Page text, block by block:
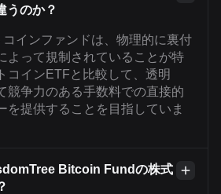
うのか？
インファンドは、物理的に裏付
よって規制されていることが特
コインETFと比較して、透明
競争力のある手数料での直接的
を提供することを目指していま
Bitcoin Fundの株式